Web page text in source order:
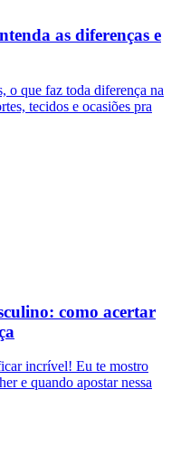
as diferenças e
o que faz toda diferença na
tecidos e ocasiões pra
como acertar
incrível! Eu te mostro
e quando apostar nessa